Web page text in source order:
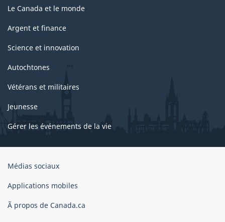
Le Canada et le monde
Argent et finance
Science et innovation
Autochtones
Vétérans et militaires
Jeunesse
Gérer les événements de la vie
Organisation
gouvernement
Canada
Médias sociaux
Applications mobiles
Ã propos de Canada.ca